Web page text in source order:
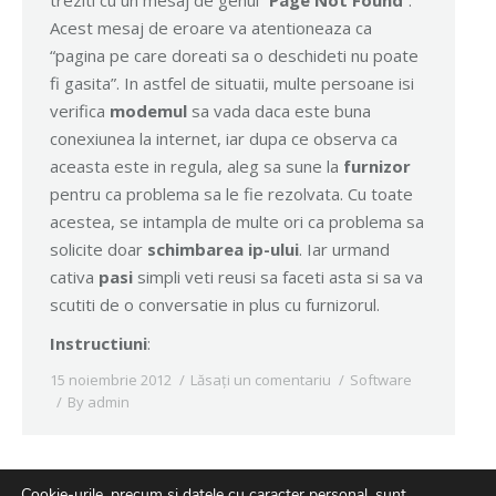
Acest mesaj de eroare va atentioneaza ca
“pagina pe care doreati sa o deschideti nu poate
fi gasita”. In astfel de situatii, multe persoane isi
verifica modemul sa vada daca este buna
conexiunea la internet, iar dupa ce observa ca
aceasta este in regula, aleg sa sune la furnizor
pentru ca problema sa le fie rezolvata. Cu toate
acestea, se intampla de multe ori ca problema sa
solicite doar schimbarea ip-ului. Iar urmand
cativa pasi simpli veti reusi sa faceti asta si sa va
scutiti de o conversatie in plus cu furnizorul.
Instructiuni:
15 noiembrie 2012 Lăsați un comentariu
Software
By admin